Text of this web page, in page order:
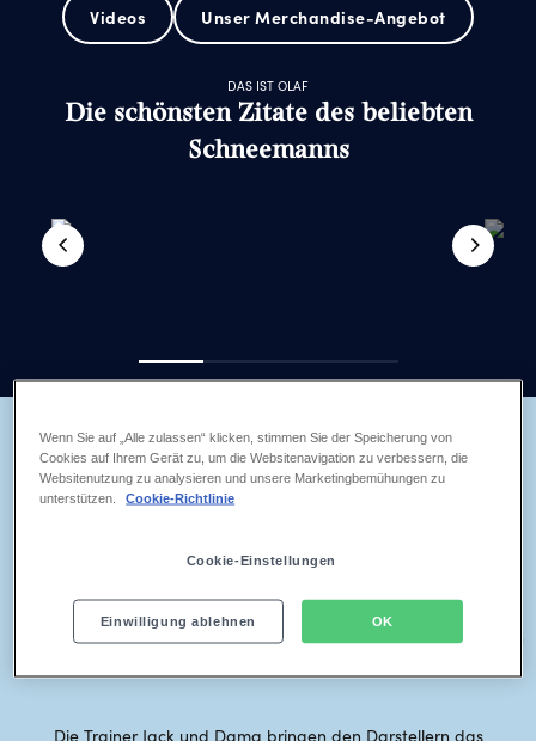
Videos Unser Merchandise-Angebot
DAS IST OLAF
Die schönsten Zitate des beliebten
Schneemanns
5 FAKTEN ZU UNSEREM SCHNEEMANN OLAF
Lernen Sie Olaf noch besser kennen
Unsere Olaf-Puppe wiegt rund
Kurz vor seinem Einsatz in Stuttgart gönnte Olaf sich einen kleinen
Die Trainer Jack und Dama bringen den Darstellern das
Wenn Sie auf „Alle zulassen“ klicken, stimmen Sie der Speicherung von
Cookies auf Ihrem Gerät zu, um die Websitenavigation zu verbessern, die
Websitenutzung zu analysieren und unsere Marketingbemühungen zu
unterstützen.
Cookie-Richtlinie
Cookie-Einstellungen
Einwilligung ablehnen OK